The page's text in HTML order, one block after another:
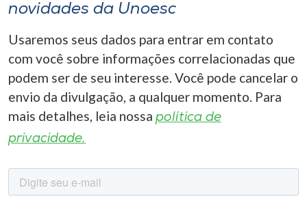
novidades da Unoesc
Usaremos seus dados para entrar em contato
com você sobre informações correlacionadas que
podem ser de seu interesse. Você pode cancelar o
envio da divulgação, a qualquer momento. Para
mais detalhes, leia nossa política de
privacidade.